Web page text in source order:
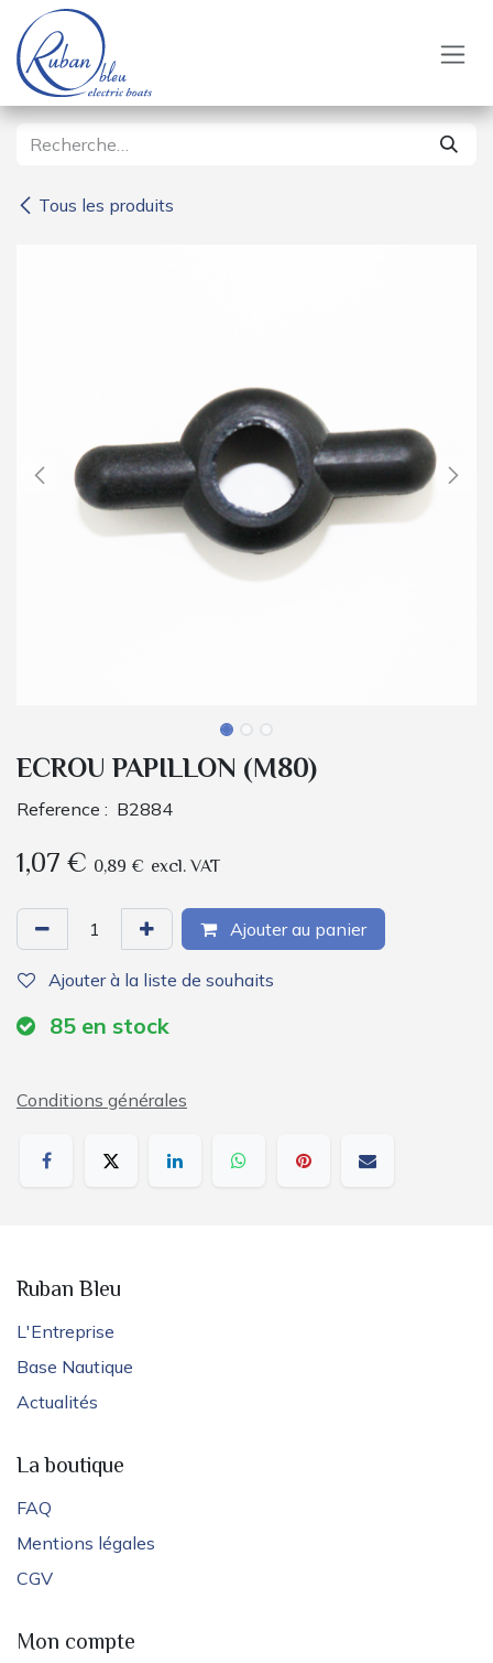
Se rendre au contenu
Tous les produits
ECROU PAPILLON (M80)
Reference : B2884
1,07€ 0,89 € excl. VAT
Ajouter au panier
Ajouter à la liste de souhaits
85 en stock
Conditions générales
Ruban Bleu
L'Entreprise
Base Nautique
Actualités
La boutique
FAQ
Mentions légales
CGV
Mon compte